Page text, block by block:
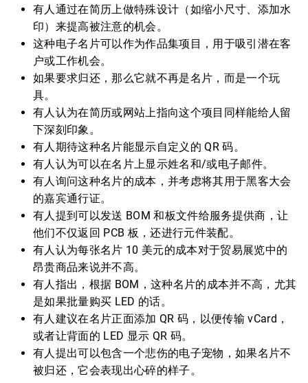
有人通过在简历上做特殊设计（如缩小尺寸、添加水
印）来提高被注意的机会。
这种电子名片可以作为作品集项目，用于吸引潜在客
户或工作机会。
如果要求归还，那么它就不再是名片，而是一个玩
具。
有人认为在简历或网站上指向这个项目同样能给人留
下深刻印象。
有人期待这种名片能显示自定义的 QR 码。
有人认为可以在名片上显示姓名和/或电子邮件。
有人询问这种名片的成本，并考虑将其用于黑客大会
的嘉宾通行证。
有人提到可以发送 BOM 和板文件给服务提供商，让
他们不仅返回 PCB 板，还进行元件装配。
有人认为每张名片 10 美元的成本对于贸易展览中的
昂贵商品来说并不高。
有人指出，根据 BOM，这种名片的成本并不高，尤其
是如果批量购买 LED 的话。
有人建议在名片正面添加 QR 码，以便传输 vCard，
或者让背面的 LED 显示 QR 码。
有人提出可以包含一个悲伤的电子宠物，如果名片不
被归还，它会表现出心碎的样子。